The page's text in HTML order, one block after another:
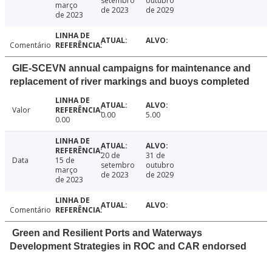
março
de 2023
de 2023
de 2029
Comentário
GIE-SCEVN annual campaigns for maintenance and
replacement of river markings and buoys completed
Valor
0.00
0.00 5.00
Data
15 de
março
de 2023
20 de
setembro
de 2023
31 de
outubro
de 2029
Comentário
Green and Resilient Ports and Waterways
Development Strategies in ROC and CAR endorsed